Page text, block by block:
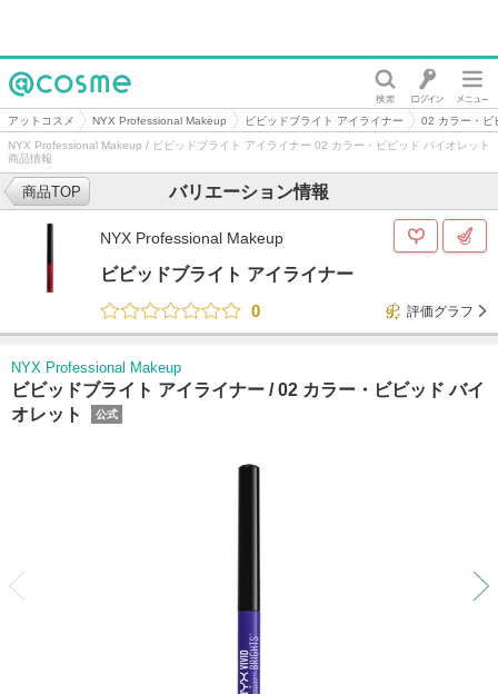
@cosme
アットコスメ NYX Professional Makeup ビビッドブライト アイライナー
02 カラー・ビ
NYX Professional Makeup / ビビッドブライト アイライナー 02 カラー・ビビッド バイオレット
商品情報
バリエーション情報
商品TOP
NYX Professional Makeup
ビビッドブライト アイライナー
0
評価グラフ
NYX Professional Makeup
ビビッドブライト アイライナー /02 カラー・ビビッド バイ
オレット
公式